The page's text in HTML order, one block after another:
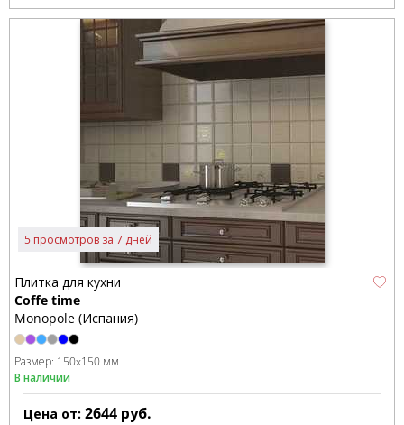
5 просмотров за 7 дней
Плитка для кухни
Coffe time
Monopole (Испания)
Размер: 150x150 мм
В наличии
Цена от: 2644 руб.